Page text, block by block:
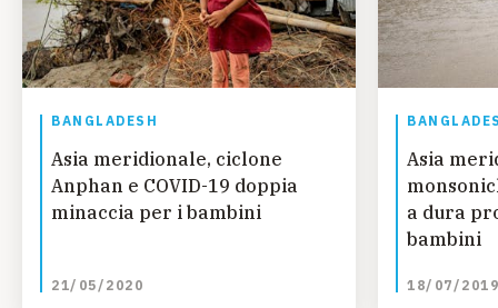
BANGLADESH
Asia meridionale, ciclone
Anphan e COVID-19 doppia
minaccia per i bambini
21/05/2020
Asia
a dura
bambini
18/07/2019